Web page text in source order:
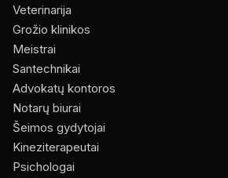
Veterinarija
Grožio klinikos
Meistrai
Santechnikai
Advokatų kontoros
Notarų biurai
Šeimos gydytojai
Kineziterapeutai
Psichologai